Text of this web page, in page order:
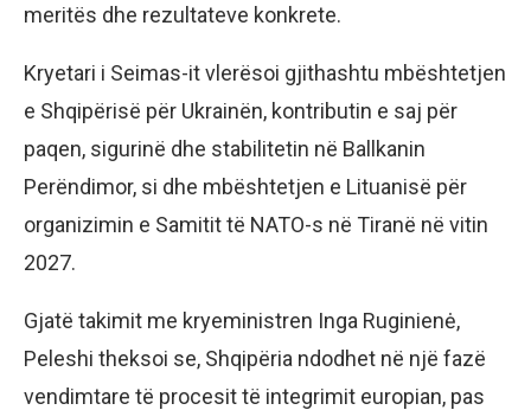
meritës dhe rezultateve konkrete.
Kryetari i Seimas-it vlerësoi gjithashtu mbështetjen
e Shqipërisë për Ukrainën, kontributin e saj për
paqen, sigurinë dhe stabilitetin në Ballkanin
Perëndimor, si dhe mbështetjen e Lituanisë për
organizimin e Samitit të NATO-s në Tiranë në vitin
2027.
Gjatë takimit me kryeministren Inga Ruginienė,
Peleshi theksoi se, Shqipëria ndodhet në një fazë
vendimtare të procesit të integrimit europian, pas